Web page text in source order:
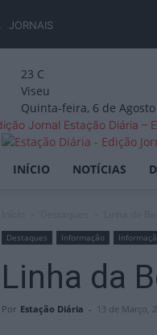
JORNAIS
23 C
Viseu
Quinta-feira, 6 de
Estação Diária –
INÍCIO NOTÍCIAS
Destaques Informação
Linha da
Por Estação Diária - 13 de Março,